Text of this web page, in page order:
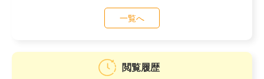
一覧へ
閲覧履歴